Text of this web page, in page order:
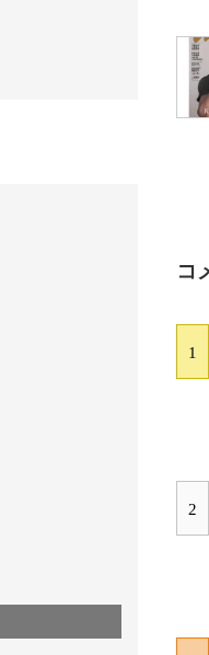
コ
1
2